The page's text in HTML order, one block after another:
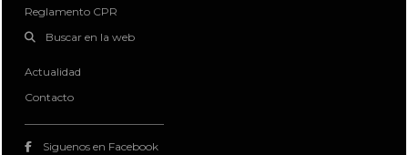
Reglamento CPR
Buscar en la web
Actualidad
Contacto
Siguenos en Facebook